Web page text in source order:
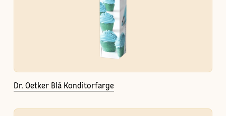
Dr. Oetker Blå Konditorfarge